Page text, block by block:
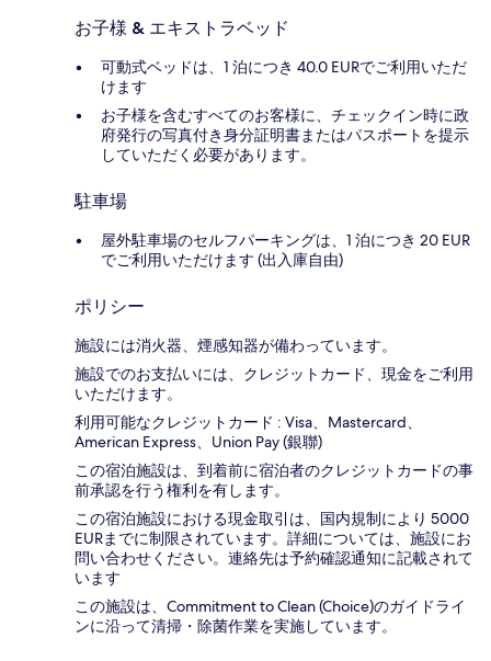
お子様 & エキストラベッド
可動式ベッドは、1 泊につき 40.0 EURでご利用いただ
けます
お子様を含むすべてのお客様に、チェックイン時に政
府発行の写真付き身分証明書またはパスポートを提示
していただく必要があります。
駐車場
屋外駐車場のセルフパーキングは、1 泊につき 20 EUR
でご利用いただけます (出入庫自由)
ポリシー
施設には消火器、煙感知器が備わっています。
施設でのお支払いには、クレジットカード、現金をご利用
いただけます。
利用可能なクレジットカード : Visa、Mastercard、
American Express、Union Pay (銀聯)
この宿泊施設は、到着前に宿泊者のクレジットカードの事
前承認を行う権利を有します。
この宿泊施設における現金取引は、国内規制により 5000
EURまでに制限されています。詳細については、施設にお
問い合わせください。連絡先は予約確認通知に記載されて
います
この施設は、Commitment to Clean (Choice)のガイドライ
ンに沿って清掃・除菌作業を実施しています。